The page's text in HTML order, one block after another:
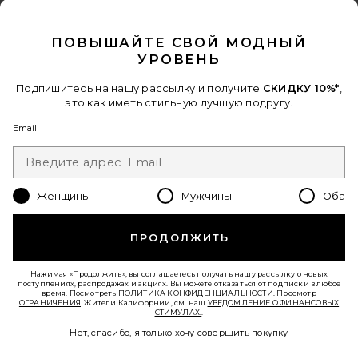
ТУАЛЕТНАЯ ВОДА ДЛЯ ВОЛОС И
ТЕЛА HAIR AND BODY MIST
$39
ПОВЫШАЙТЕ СВОЙ МОДНЫЙ
УРОВЕНЬ
Подпишитесь на нашу рассылку и получите СКИДКУ 10%*
это как иметь стильную лучшую подругу.
Email
Женщины Мужчины Оба
ПРОДОЛЖИТЬ
Нажимая «Продолжить», вы соглашаетесь получать нашу рассылку о новых
поступлениях, распродажах и акциях. Вы можете отказаться от подписки в любое
время. Посмотреть ПОЛИТИКА КОНФИДЕНЦИАЛЬНОСТИ . Просмотр
ОГРАНИЧЕНИЯ . Жители Калифорнии, см. наш УВЕДОМЛЕНИЕ О ФИНАНСОВЫХ
СТИМУЛАХ.
Нет, спасибо, я только хочу совершить покупку